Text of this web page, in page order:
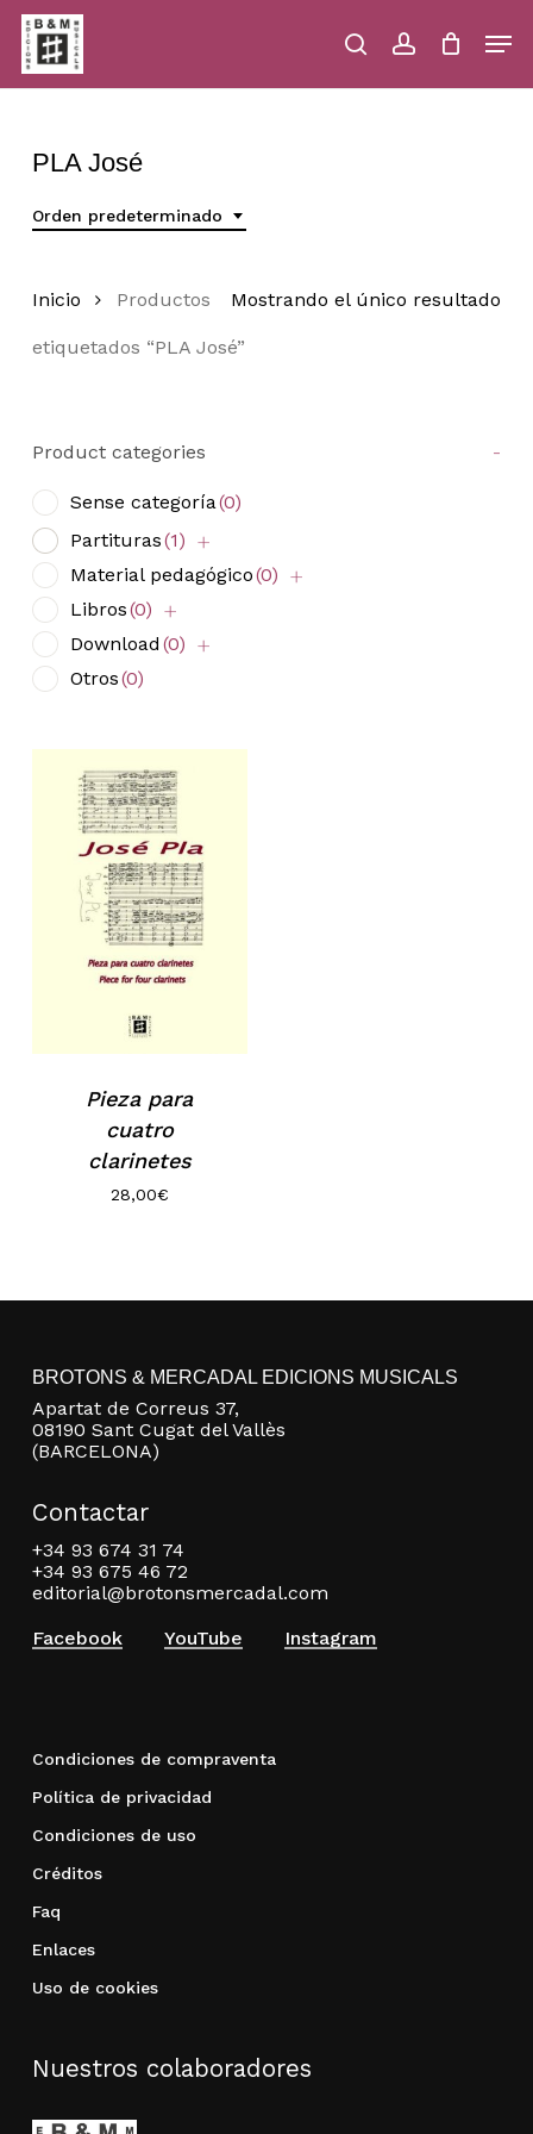
Skip
main
content
searchaccount
Close
PLA José
Orden predeterminado
Mostrando el único resultado
Inicio Productos
etiquetados “PLA José”
Product categories -
Sense categoría(0)
Partituras(1)
Material pedagógico(0)
Libros(0)
Download (0)
Otros(0)
Pieza para
cuatro
clarinetes
28,00€
BROTONS & MERCADAL EDICIONS MUSICALS
Apartat de Correus 37,
08190 Sant Cugat del Vallès
(BARCELONA)
Contactar
+34 93 674 31 74
+34 93 675 46 72
editorial@brotonsmercadal.com
Facebook
YouTube Instagram
Condiciones de compraventa
Política de privacidad
Condiciones de uso
Créditos
Faq
Enlaces
Uso de cookies
Nuestros colaboradores
Menu